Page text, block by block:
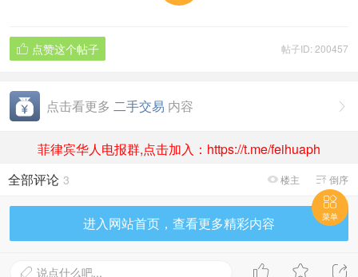
帖子ID: 200457
 点赞这个帖子

点击看更多 二手交易 内容
菲律宾华人电报群,点击加入：https://t.me/feihuaph
 楼主  倒序
全部评论 3
进入网站首页，查看更多精彩内容

菜单



 说点什么吧...